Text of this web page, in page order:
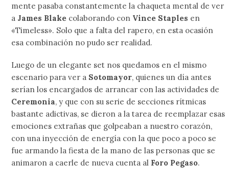
mente pasaba constantemente la chaqueta mental de ver
a James Blake colaborando con Vince Staples en
«Timeless». Solo que a falta del rapero, en esta ocasión
esa combinación no pudo ser realidad.
Luego de un elegante set nos quedamos en el mismo
escenario para ver a Sotomayor, quienes un día antes
serían los encargados de arrancar con las actividades de
Ceremonia, y que con su serie de secciones rítmicas
bastante adictivas, se dieron a la tarea de reemplazar esas
emociones extrañas que golpeaban a nuestro corazón,
con una inyección de energía con la que poco a poco se
fue armando la fiesta de la mano de las personas que se
animaron a caerle de nueva cuenta al Foro Pegaso.